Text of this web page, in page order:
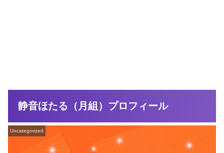
静音ほたる（月組）プロフィール
Uncategorized